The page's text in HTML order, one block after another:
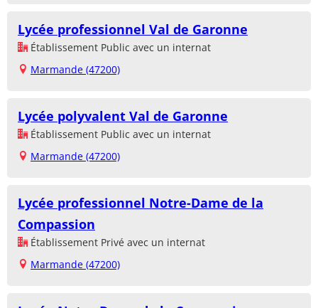
Lycée professionnel Val de Garonne
Établissement Public avec un internat
Marmande (47200)
Lycée polyvalent Val de Garonne
Établissement Public avec un internat
Marmande (47200)
Lycée professionnel Notre-Dame de la
Compassion
Établissement Privé avec un internat
Marmande (47200)